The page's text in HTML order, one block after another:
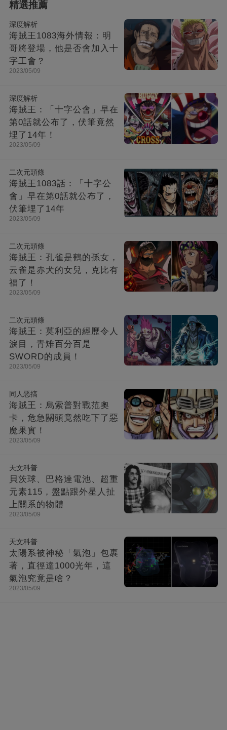
精選推薦
深度解析
海賊王1083海外情報：明
哥將登場，他是否會加入十
字工會？
2023/05/09
深度解析
海賊王：「十字公會」早在
第0話就公布了，伏筆竟然
埋了14年！
2023/05/09
二次元頭條
海賊王1083話：「十字公
會」早在第0話就公布了，
伏筆埋了14年
2023/05/09
二次元頭條
海賊王：孔雀是鶴的孫女，
云雀是赤犬的女兒，克比有
福了！
2023/05/09
二次元頭條
海賊王：莫利亞的經歷令人
淚目，青雉百分百是
SWORD的成員！
2023/05/09
同人恶搞
海賊王：烏索普對戰范奧
卡，危急關頭竟然吃下了惡
魔果實！
2023/05/09
天文科普
貝茨球、巴格達電池、超重
元素115，盤點跟外星人扯
上關系的物體
2023/05/09
天文科普
太陽系被神秘「氣泡」包裹
著，直徑達1000光年，這
氣泡究竟是啥？
2023/05/09